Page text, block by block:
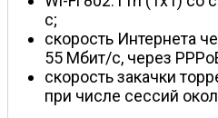
с;
скорость Интернета
55 Мбит/с, через
скорость закачки
при числе сессий